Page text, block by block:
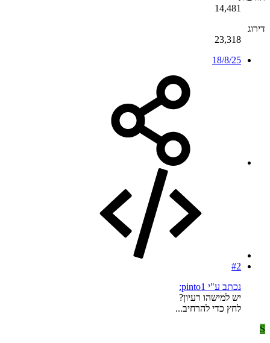
14,481
דירוג
23,318
18/8/25
#2
נכתב ע"י pinto1:
יש למישהו רעיון?
לחץ כדי להרחיב...
S